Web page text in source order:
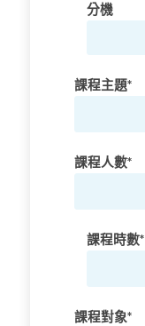
分機
課程主題*
課程人數*
課程時數*
課程對象*